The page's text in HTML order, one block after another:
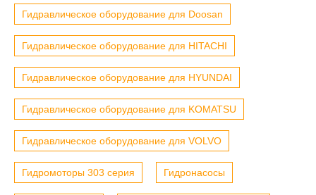
Гидравлическое оборудование для Doosan
Гидравлическое оборудование для HITACHI
Гидравлическое оборудование для HYUNDAI
Гидравлическое оборудование для KOMATSU
Гидравлическое оборудование для VOLVO
Гидромоторы 303 серия Гидронасосы